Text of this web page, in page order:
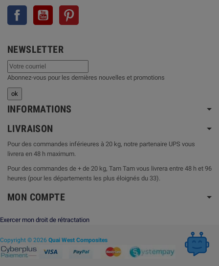
Facebook YouTube
NEWSLETTER
Abonnez-vous pour les dernières nouvelles et promotions
INFORMATIONS
LIVRAISON
Pour des commandes inférieures à 20 kg, notre partenaire UPS vous
livrera en 48 h maximum.
Pour des commandes de + de 20 kg, Tam Tam vous livrera entre 48 h et 96
heures (pour les départements les plus éloignés du 33).
MON COMPTE
Exercer mon droit de rétractation
Copyright © 2026 Quai West Composites